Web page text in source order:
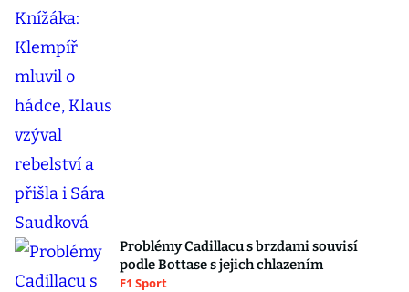
Problémy Cadillacu s brzdami souvisí
podle Bottase s jejich chlazením
F1 Sport